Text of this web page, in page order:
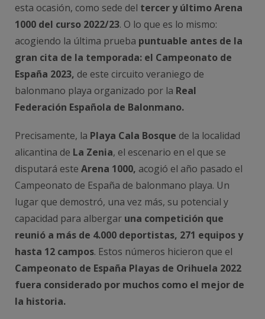
esta ocasión, como sede del tercer y último Arena
1000 del curso 2022/23. O lo que es lo mismo:
acogiendo la última prueba puntuable antes de la
gran cita de la temporada: el Campeonato de
España 2023, de este circuito veraniego de
balonmano playa organizado por la Real
Federación Española de Balonmano.
Precisamente, la Playa Cala Bosque de la localidad
alicantina de La Zenia, el escenario en el que se
disputará este Arena 1000, acogió el año pasado el
Campeonato de España de balonmano playa. Un
lugar que demostró, una vez más, su potencial y
capacidad para albergar una competición que
reunió a más de 4.000 deportistas, 271 equipos y
hasta 12 campos. Estos números hicieron que el
Campeonato de España Playas de Orihuela 2022
fuera considerado por muchos como el mejor de
la historia.